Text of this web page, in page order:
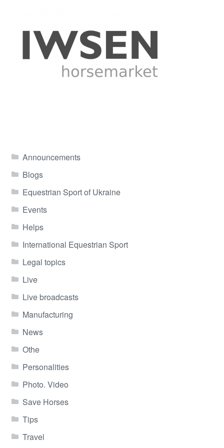
Announcements
Blogs
Equestrian Sport of Ukraine
Events
Helps
International Equestrian Sport
Legal topics
Live
Live broadcasts
Manufacturing
News
Othe
Personalities
Photo. Video
Save Horses
Tips
Travel